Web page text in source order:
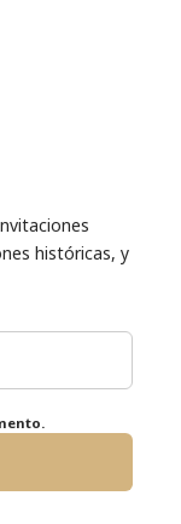
históricas, y